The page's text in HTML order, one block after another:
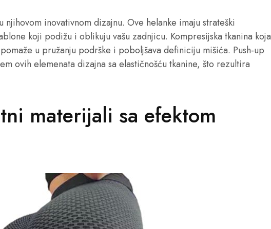
njihovom inovativnom dizajnu. Ove helanke imaju strateški
koji podižu i oblikuju vašu zadnjicu. Kompresijska tkanina koja
u pružanju podrške i poboljšava definiciju mišića. Push-up
ovih elemenata dizajna sa elastičnošću tkanine, što rezultira
materijali sa efektom